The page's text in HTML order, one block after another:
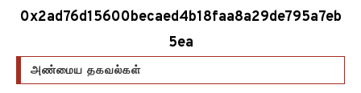
0x2ad76d15600becaed4b18faa8a29de795a7eb
5ea
அண்மைய தகவல்கள்